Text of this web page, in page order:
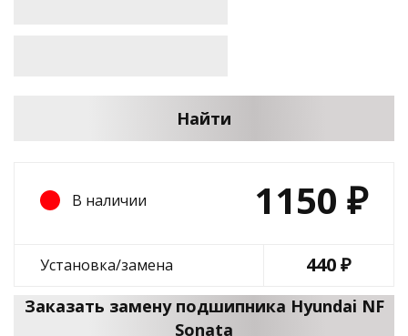
Найти
В наличии 1150 ₽
Установка/замена 440 ₽
Заказать замену подшипника Hyundai NF
Sonata